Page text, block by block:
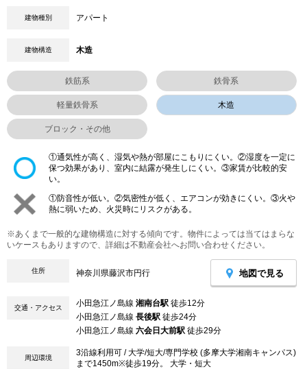
建物種別 アパート
建物構造 木造
鉄筋系 鉄骨系
軽量鉄骨系 木造
ブロック・その他
①通気性が高く、湿気や熱が部屋にこもりにくい。②湿度を一定に
保つ効果があり、室内に結露が発生しにくい。③家賃が比較的安
い。
①防音性が低い。②気密性が低く、エアコンが効きにくい。③火や
熱に弱いため、火災時にリスクがある。
※あくまで一般的な建物構造に対する傾向です。物件によっては当てはまらな
いケースもありますので、詳細は不動産会社へお問い合わせください。
住所 神奈川県藤沢市円行 地図で見る
交通・アクセス 小田急江ノ島線 湘南台駅 徒歩12分
小田急江ノ島線 長後駅 徒歩24分
小田急江ノ島線 六会日大前駅 徒歩29分
周辺環境
3沿線利用可 / 大学/短大/専門学校 (多摩大学湘南キャンパス)
まで1450m※徒歩19分。 大学・短大